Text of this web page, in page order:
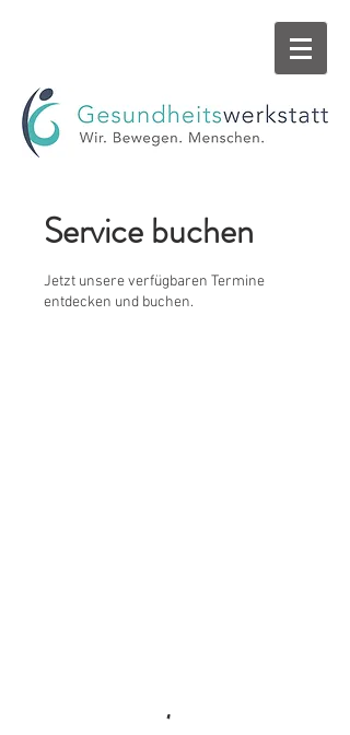
Service buchen
Jetzt unsere verfügbaren Termine
entdecken und buchen.